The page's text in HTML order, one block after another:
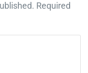
Required